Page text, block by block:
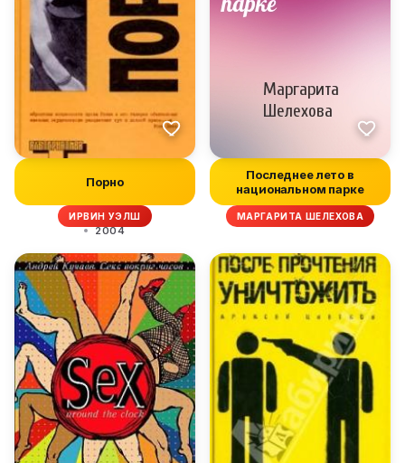
Порно
ИРВИН УЭЛШ
2004
Последнее лето в
национальном парке
МАРГАРИТА ШЕЛЕХОВА